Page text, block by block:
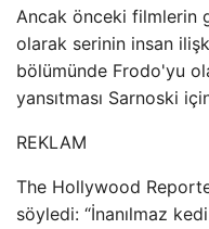
Ancak önceki filmlerin
olarak serinin insan
bölümünde Frodo'yu
yansıtması Sarnoski
REKLAM
The Hollywood
söyledi: “İnanılmaz